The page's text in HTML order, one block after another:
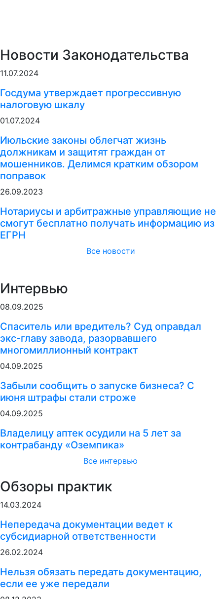
Новости Законодательства
11.07.2024
Госдума утверждает прогрессивную
налоговую шкалу
01.07.2024
Июльские законы облегчат жизнь
должникам и защитят граждан от
мошенников. Делимся кратким обзором
поправок
26.09.2023
Нотариусы и арбитражные управляющие не
смогут бесплатно получать информацию из
ЕГРН
Все новости
Интервью
08.09.2025
Спаситель или вредитель? Суд оправдал
экс-главу завода, разорвавшего
многомиллионный контракт
04.09.2025
Забыли сообщить о запуске бизнеса? С
июня штрафы стали строже
04.09.2025
Владелицу аптек осудили на 5 лет за
контрабанду «Оземпика»
Все интервью
Обзоры практик
14.03.2024
Непередача документации ведет к
субсидиарной ответственности
26.02.2024
Нельзя обязать передать документацию,
если ее уже передали